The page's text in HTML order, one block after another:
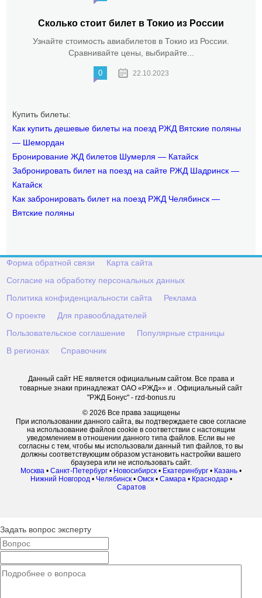
Сколько стоит билет в Токио из России
Узнайте стоимость авиабилетов в Токио из России.
Сравнивайте цены, выбирайте...
0 22.10.2023
Купить билеты:
Как купить дешевые билеты на поезд РЖД Вятские поляны
— Шемордан
Бронирование ЖД билетов Шумерля — Катайск
Забронировать билет на поезд на сайте РЖД Шадринск —
Катайск
Как забронировать билет на поезд РЖД Челябинск —
Вятские поляны
Форма обратной связи
Карта сайта
Согласие на обработку персональных данных
Политика конфиденциальности сайта
Реклама
О проекте
Для правообладателей
Пользовательское соглашение
Популярные страницы
В регионах
Справочник
Данный сайт НЕ является официальным сайтом. Все права и
товарные знаки принадлежат ОАО «РЖД»» и . Официальный сайт
"РЖД Бонус" - rzd-bonus.ru
© 2026 Все права защищены
При использовании данного сайта, вы подтверждаете свое согласие
на использование файлов cookie в соответствии с настоящим
уведомлением в отношении данного типа файлов. Если вы не
согласны с тем, чтобы мы использовали данный тип файлов, то вы
должны соответствующим образом установить настройки вашего
браузера или не использовать сайт.
Москва • Санкт-Петербург • Новосибирск • Екатеринбург • Казань •
Нижний Новгород• Челябинск• Омск• Самара• Краснодар•
Саратов
Задать вопрос эксперту